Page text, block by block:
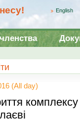
English
(All day)